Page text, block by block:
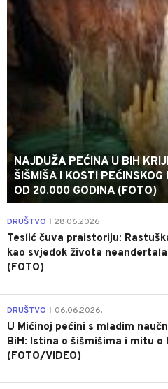
NAJDUŽA PEĆINA U BIH
ŠIŠMIŠA I KOSTI PEĆINSKOG
OD 20.000 GODINA (FOTO)
DRUŠTVO 28.06.2026.
Teslić čuva praistoriju:
kao svjedok života
(FOTO)
DRUŠTVO 06.06.2026.
U Mićinoj pećini s mladim
BiH: Istina o šišmišima i mitu o
(FOTO/VIDEO)